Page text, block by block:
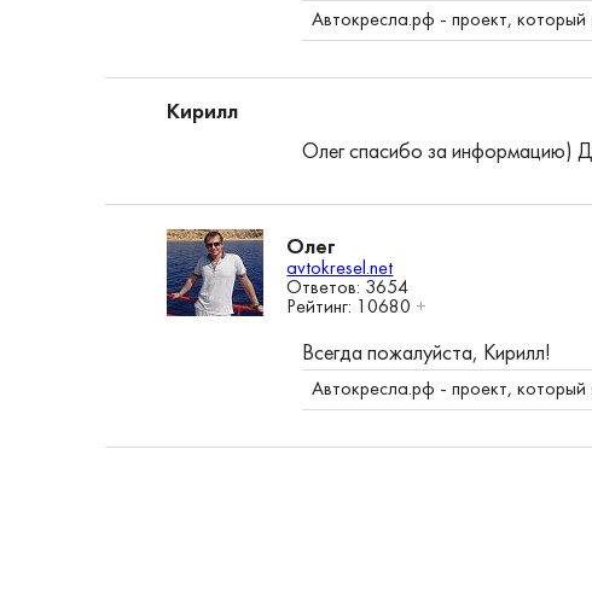
Автокресла.рф - проект,
Кирилл
Олег спасибо за информацию)
Олег
avtokresel.net
Ответов: 3654
Рейтинг:
10680 +
Всегда пожалуйста, Кирилл!
Автокресла.рф - проект,